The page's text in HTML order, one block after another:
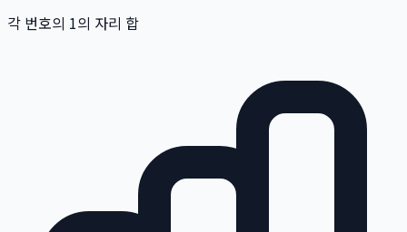
각 번호의 1의 자리 합